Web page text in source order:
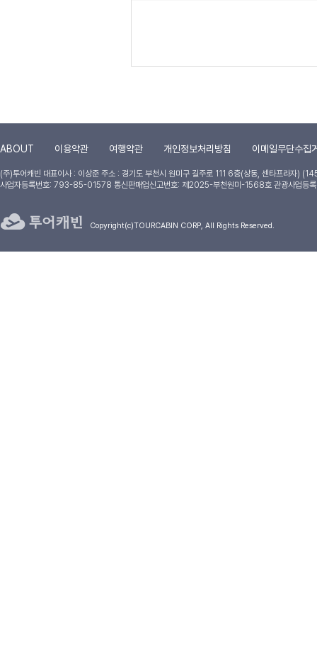
ABOUT 이용약관 여행약관 개인정보처리방침 이메일무단수집
(주)투어캐빈 대표이사 : 이상준 주소 : 경기도 부천시 원미구 길주로 111 6층(상동, 센타프라자)
사업자등록번호: 793-85-01578 통신판매업신고번호: 제2025-부천원미-1568호 관광사업등
Copyright(c)TOURCABIN CORP, All Rights Reserved.